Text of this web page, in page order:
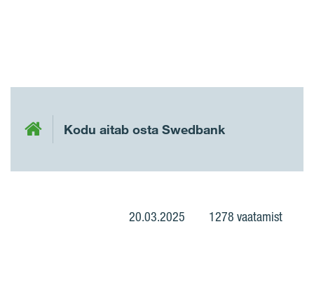
Kodu aitab osta Swedbank
20.03.2025 1278 vaatamist